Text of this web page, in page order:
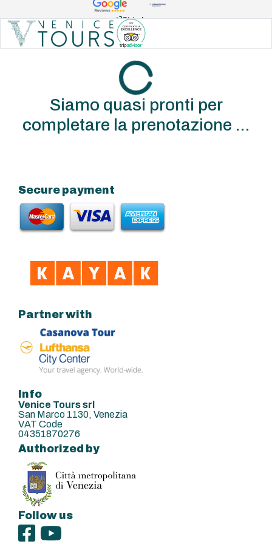
Sign In
Siamo quasi pronti per
completare la prenotazione ...
Secure payment
Partner with
Info
Venice Tours srl
San Marco 1130, Venezia
VAT Code
04351870276
Authorized by
Follow us